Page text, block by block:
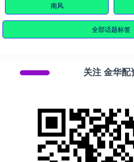
南风
全部话题标签
关注 金华配